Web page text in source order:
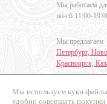
Мы используем куки-
удобно совершать
Мы работаем
пн-сб 11:00-
Мы предлагаем
Петербург,
Красноярск,
Дизайн -